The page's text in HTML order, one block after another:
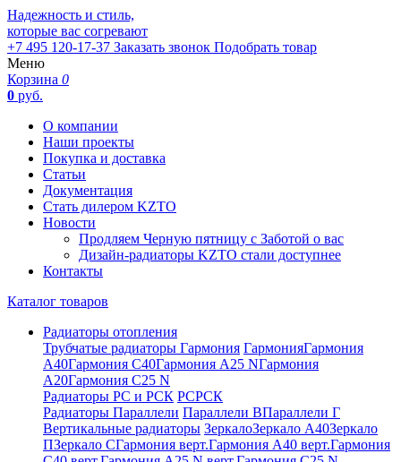
Надежность и стиль,
которые вас согревают
+7 495 120-17-37 Заказать звонок Подобрать товар
Меню
Корзина 0
0 руб.
О компании
Наши проекты
Покупка и доставка
Статьи
Документация
Стать дилером KZTO
Новости
Продляем Черную пятницу с Заботой о вас
Дизайн-радиаторы KZTO стали доступнее
Контакты
Каталог товаров
Радиаторы отопления
Трубчатые радиаторы Гармония ГармонияГармония
А40Гармония С40Гармония А25 NГармония
А20Гармония С25 N
Радиаторы РС и РСК РСРСК
Радиаторы Параллели Параллели ВПараллели Г
Вертикальные радиаторы ЗеркалоЗеркало А40Зеркало
ПЗеркало СГармония верт.Гармония А40 верт.Гармония